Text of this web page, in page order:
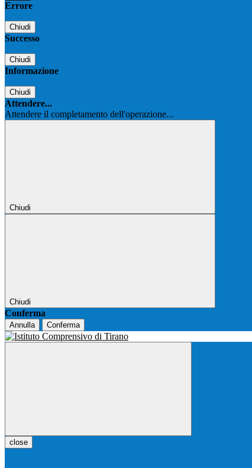
Errore
Chiudi
Successo
Chiudi
Informazione
Chiudi
Attendere...
Attendere il completamento dell'operazione...
Chiudi
Chiudi
Conferma
Annulla Conferma
close